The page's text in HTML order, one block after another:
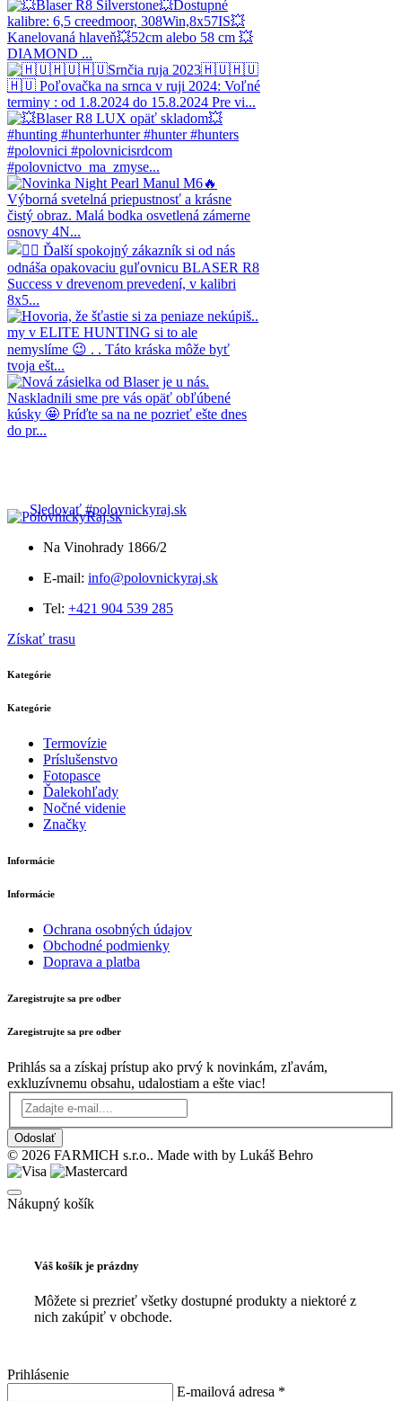
Sledovať #polovnickyraj.sk
Na Vinohrady 1866/2
E-mail: info@polovnickyraj.sk
Tel: +421 904 539 285
Získať trasu
Kategórie
Kategórie
Termovízie
Príslušenstvo
Fotopasce
Ďalekohľady
Nočné videnie
Značky
Informácie
Informácie
Ochrana osobných údajov
Obchodné podmienky
Doprava a platba
Zaregistrujte sa pre odber
Zaregistrujte sa pre odber
Prihlás sa a získaj prístup ako prvý k novinkám, zľavám,
exkluzívnemu obsahu, udalostiam a ešte viac!
Odoslať
© 2026 FARMICH s.r.o.. Made with by Lukáš Behro
Nákupný košík
Váš košík je prázdny
Môžete si prezrieť všetky dostupné produkty a niektoré z
nich zakúpiť v obchode.
Prihlásenie
E-mailová adresa *